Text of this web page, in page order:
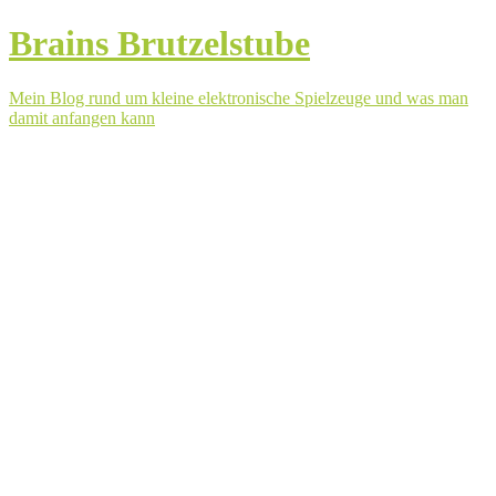
Brains Brutzelstube
Mein Blog rund um kleine elektronische Spielzeuge und was man
damit anfangen kann